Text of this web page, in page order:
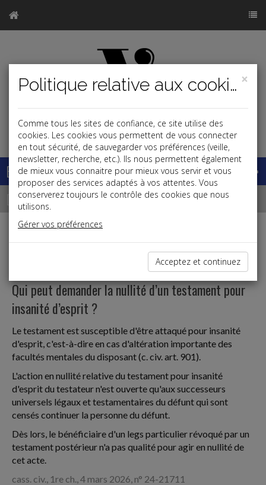
Base documentaire
Dépêches
Qui peut demander la nullité d’un testament pour
insanité d’esprit ?
Le testament est susceptible d'être attaqué pour insanité
d'esprit, c'est-à-dire en cas d'altération importante des
facultés mentales du disposant (c. civ. art. 901).
L'action en nullité relative du testament pour insanité
d'esprit du testateur n'est ouverte qu'aux successeurs
universels légaux et testamentaires du défunt qui sont
censés continuer la personne du défunt.
Dès lors, le bénéficiaire d'un legs particulier révoqué par un
testament postérieur n'a pas qualité pour agir en nullité de
cet acte.
cass. civ., 1re ch., 4 mars 2026, n° 24-21711
×
Politique relative aux cookies
Comme tous les sites de confiance, ce site utilise des
cookies. Les cookies vous permettent de vous connecter
en tout sécurité, de sauvegarder vos préférences (veille,
newsletter, recherche, etc.). Ils nous permettent également
de mieux vous connaitre pour mieux vous servir et vous
proposer des services adaptés à vos attentes. Vous
conserverez toujours le contrôle des cookies que nous
utilisons.
Gérer vos préférences
Acceptez et continuez